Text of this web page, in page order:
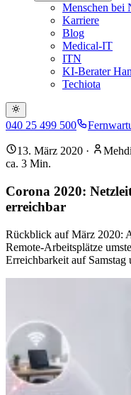
Menschen bei
Karriere
Blog
Medical-IT
ITN
KI-Berater
Techiota
040 25 499 500
13. März 2020 ·
ca. 3 Min.
Corona 2020:
erreichbar
Rückblick auf März 2020:
Remote-Arbeitsplätze
Erreichbarkeit auf Samstag